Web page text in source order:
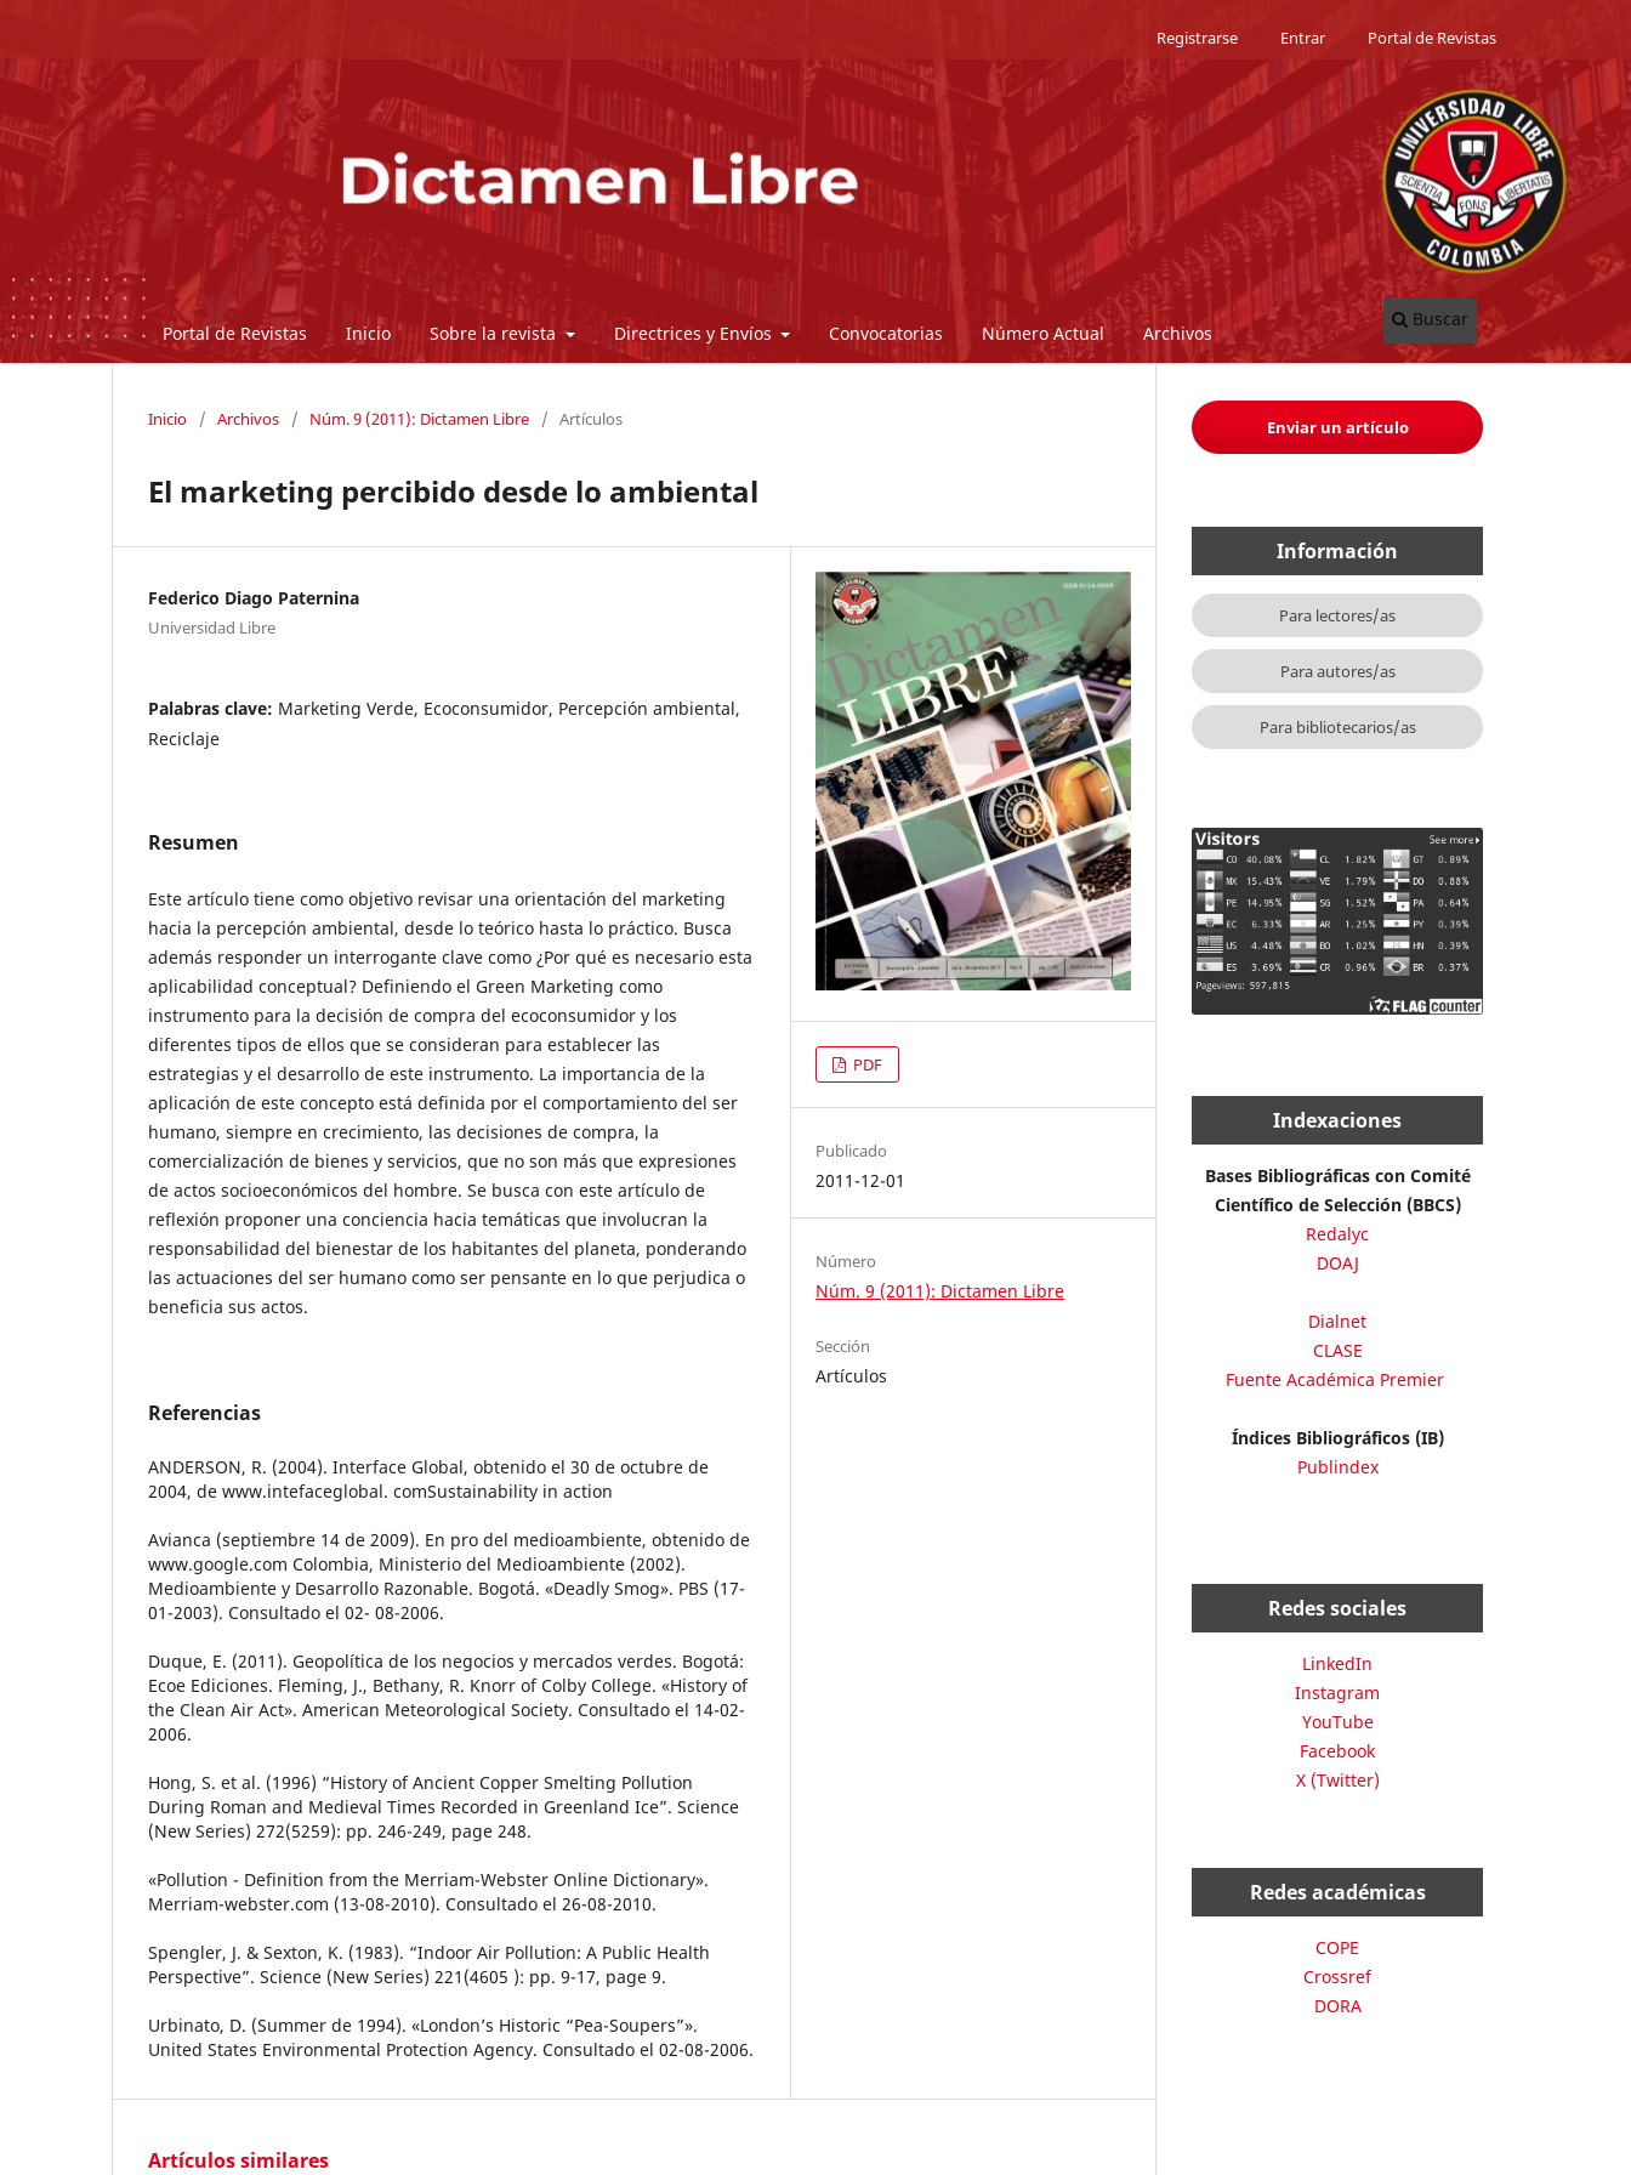
Portal de Revistas Inicio Sobre la revista Directrices y Envíos Convocatorias Número Actual Archivos
Buscar
Registrarse Entrar Portal de Revistas
Inicio / Archivos / Núm. 9 (2011): Dictamen Libre / Artículos
El marketing percibido desde lo ambiental
Federico Diago Paternina
Universidad Libre
Palabras clave: Marketing Verde, Ecoconsumidor, Percepción ambiental,
Reciclaje
Resumen
Este artículo tiene como objetivo revisar una orientación del marketing
hacia la percepción ambiental, desde lo teórico hasta lo práctico. Busca
además responder un interrogante clave como ¿Por qué es necesario esta
aplicabilidad conceptual? Definiendo el Green Marketing como
instrumento para la decisión de compra del ecoconsumidor y los
diferentes tipos de ellos que se consideran para establecer las
estrategias y el desarrollo de este instrumento. La importancia de la
aplicación de este concepto está definida por el comportamiento del ser
humano, siempre en crecimiento, las decisiones de compra, la
comercialización de bienes y servicios, que no son más que expresiones
de actos socioeconómicos del hombre. Se busca con este artículo de
reflexión proponer una conciencia hacia temáticas que involucran la
responsabilidad del bienestar de los habitantes del planeta, ponderando
las actuaciones del ser humano como ser pensante en lo que perjudica o
beneficia sus actos.
Referencias
ANDERSON, R. (2004). Interface Global, obtenido el 30 de octubre de
2004, de www.intefaceglobal. comSustainability in action
Avianca (septiembre 14 de 2009). En pro del medioambiente, obtenido de
www.google.com Colombia, Ministerio del Medioambiente (2002).
Medioambiente y Desarrollo Razonable. Bogotá. «Deadly Smog». PBS (17-
01-2003). Consultado el 02- 08-2006.
Duque, E. (2011). Geopolítica de los negocios y mercados verdes. Bogotá:
Ecoe Ediciones. Fleming, J., Bethany, R. Knorr of Colby College. «History of
the Clean Air Act». American Meteorological Society. Consultado el 14-02-
2006.
Hong, S. et al. (1996) “History of Ancient Copper Smelting Pollution
During Roman and Medieval Times Recorded in Greenland Ice”. Science
(New Series) 272(5259): pp. 246-249, page 248.
«Pollution - Definition from the Merriam-Webster Online Dictionary».
Merriam-webster.com (13-08-2010). Consultado el 26-08-2010.
Spengler, J. & Sexton, K. (1983). “Indoor Air Pollution: A Public Health
Perspective”. Science (New Series) 221(4605 ): pp. 9-17, page 9.
Urbinato, D. (Summer de 1994). «London’s Historic “Pea-Soupers”».
United States Environmental Protection Agency. Consultado el 02-08-2006.
PDF
Publicado
2011-12-01
Número
Núm. 9 (2011): Dictamen Libre
Sección
Artículos
Artículos similares
Enviar un artículo
Información
Para lectores/as
Para autores/as
Para bibliotecarios/as
Indexaciones
Bases Bibliográficas con Comité
Científico de Selección (BBCS)
Redalyc
DOAJ
Dialnet
CLASE
Fuente Académica Premier
Índices Bibliográficos (IB)
Publindex
Redes sociales
LinkedIn
Instagram
YouTube
Facebook
X (Twitter)
Redes académicas
COPE
Crossref
DORA